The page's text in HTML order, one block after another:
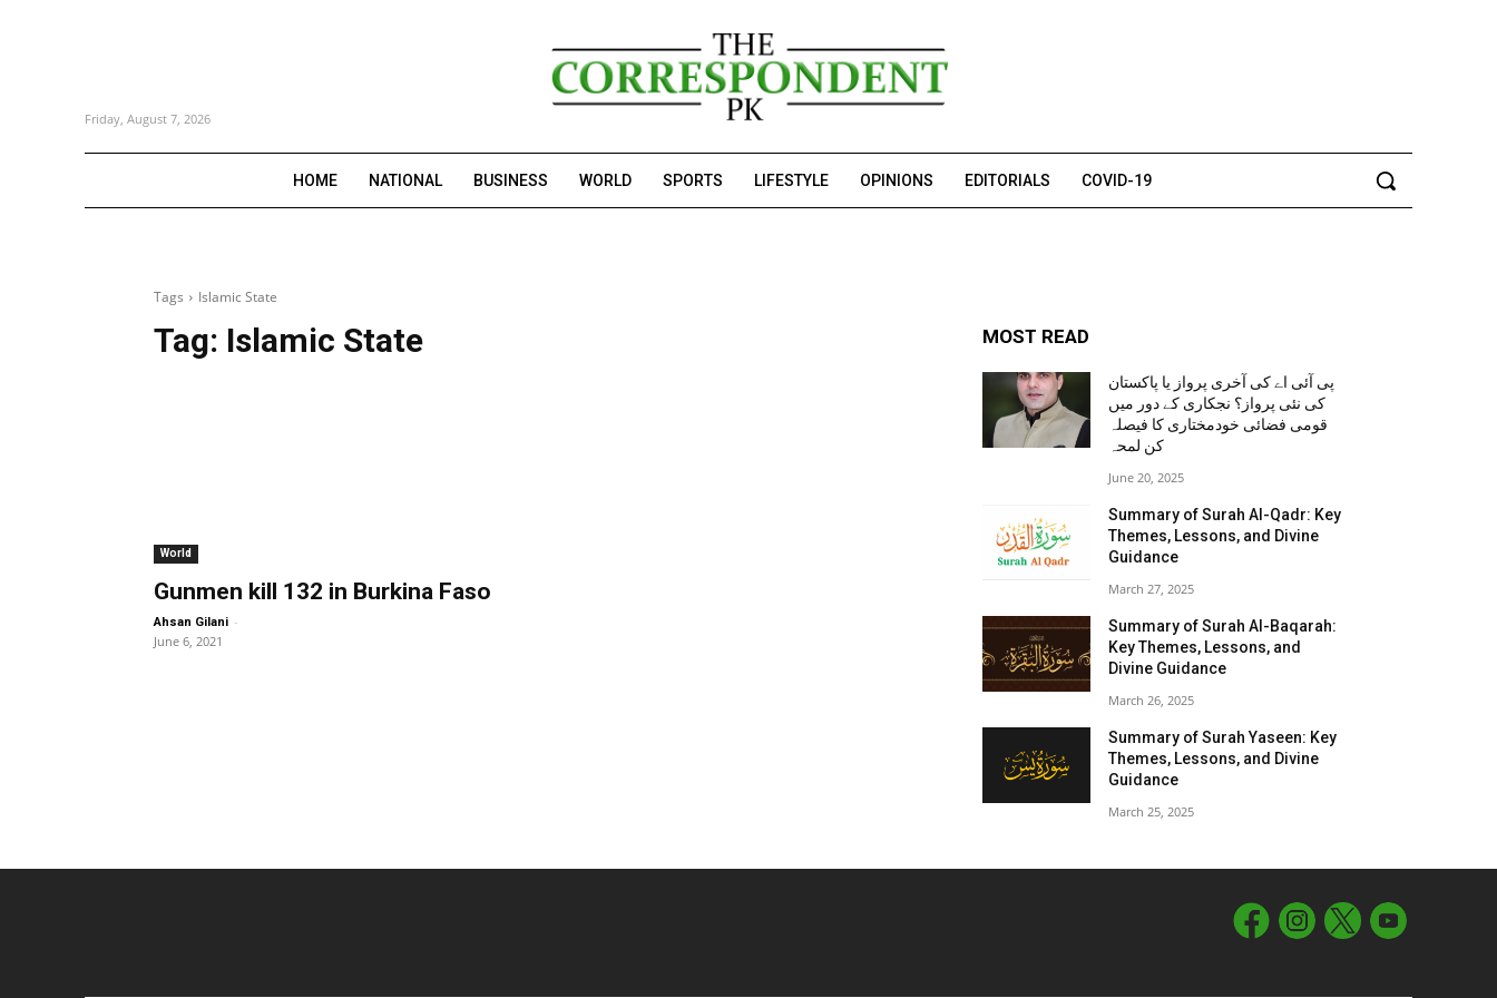
Friday, August 7, 2026
HOME NATIONAL BUSINESS WORLD SPORTS LIFESTYLE OPINIONS EDITORIALS COVID-19
Tags Islamic State
Tag: Islamic State
World
Gunmen kill 132 in Burkina Faso
Ahsan Gilani -
June 6, 2021
MOST READ
پی آئی اے کی آخری پرواز یا پاکستان
کی نئی پرواز؟ نجکاری کے دور میں
قومی فضائی خودمختاری کا فیصلہ
کن لمحہ
June 20, 2025
Summary of Surah Al-Qadr: Key
Themes, Lessons, and Divine
Guidance
March 27, 2025
Summary of Surah Al-Baqarah:
Key Themes, Lessons, and
Divine Guidance
March 26, 2025
Summary of Surah Yaseen: Key
Themes, Lessons, and Divine
Guidance
March 25, 2025